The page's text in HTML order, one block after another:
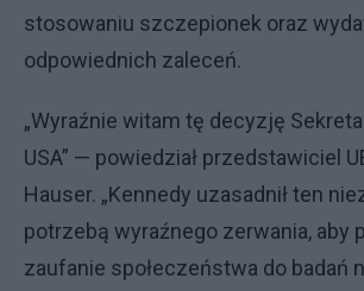
stosowaniu szczepionek oraz
odpowiednich zaleceń.
„Wyraźnie witam tę decyzję
USA” — powiedział przedstawiciel
Hauser. „Kennedy uzasadnił ten
potrzebą wyraźnego zerwania, aby
zaufanie społeczeństwa do badań